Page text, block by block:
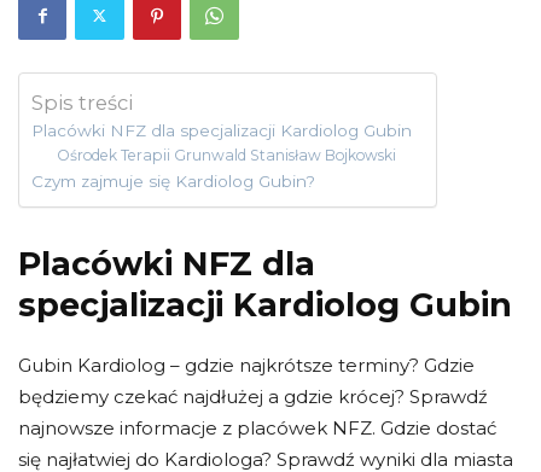
Spis treści
Placówki NFZ dla specjalizacji Kardiolog Gubin
Ośrodek Terapii Grunwald Stanisław Bojkowski
Czym zajmuje się Kardiolog Gubin?
Placówki NFZ dla
specjalizacji Kardiolog Gubin
Gubin Kardiolog – gdzie najkrótsze terminy? Gdzie
będziemy czekać najdłużej a gdzie krócej? Sprawdź
najnowsze informacje z placówek NFZ. Gdzie dostać
się najłatwiej do Kardiologa? Sprawdź wyniki dla miasta